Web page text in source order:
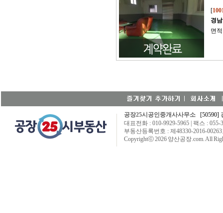
[
경
면
공장25시공인중개사사무소[50590]
대표전화 : 010-9929-5965 | 팩스 : 055-
부동산등록번호 : 제48330-2016-
Copyrightⓒ 2026 양산공장.com. All